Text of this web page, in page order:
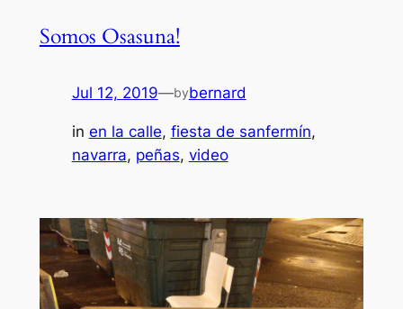
Somos Osasuna!
Jul 12, 2019—bybernard
in en la calle, fiesta de sanfermín
navarra, peñas, video